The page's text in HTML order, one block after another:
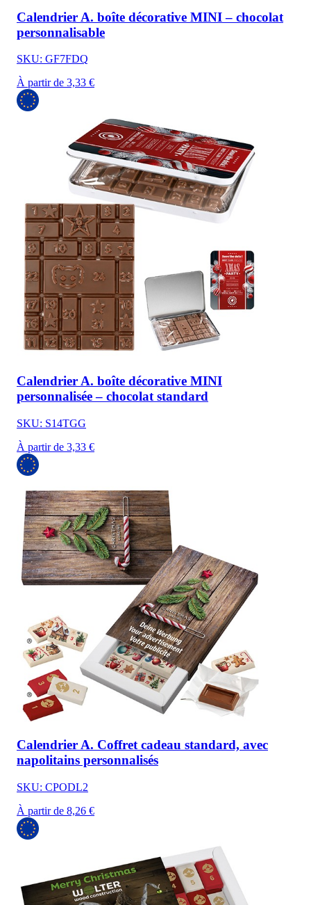
Calendrier A. boîte décorative MINI – chocolat
personnalisable
SKU: GF7FDQ
À partir de 3,33 €
Calendrier A. boîte décorative MINI
personnalisée – chocolat standard
SKU: S14TGG
À partir de 3,33 €
Calendrier A. Coffret cadeau standard, avec
napolitains personnalisés
SKU: CPODL2
À partir de 8,26 €